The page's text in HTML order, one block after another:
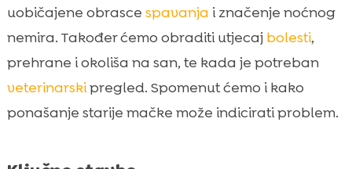
Idealno okruženje za spavanje: toplina, mir
i sigurnost
Krevetići, dekice i ortopedska podrška za
starije mačke

Pijesak i higijena: kako Purrfect Life
olakšava rutinu i smanjuje stres
svaku večer
uobičajene obrasce spavanja i značenje noćnog
nemira. Također ćemo obraditi utjecaj bolesti,
prehrane i okoliša na san, te kada je potreban
veterinarskipregled. Spomenut ćemo i kako
ponašanje starije mačke može indicirati problem.